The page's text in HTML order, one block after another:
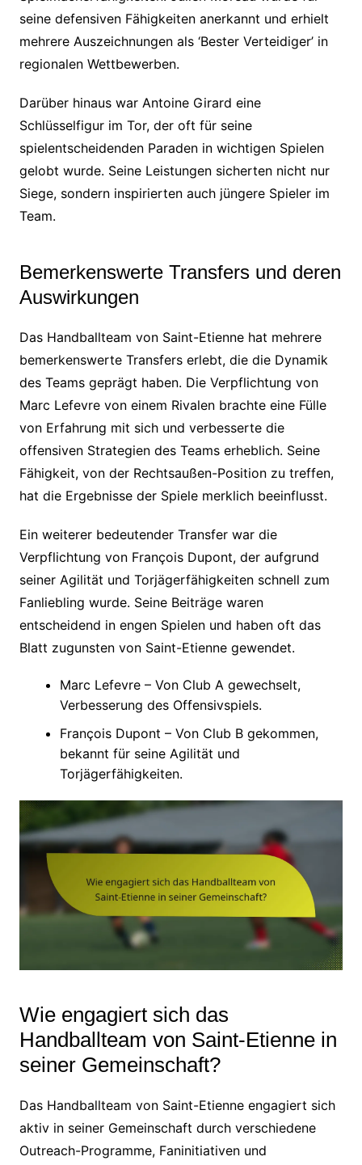
seine defensiven Fähigkeiten anerkannt und erhielt
mehrere Auszeichnungen als ‘Bester Verteidiger’ in
regionalen Wettbewerben.
Darüber hinaus war Antoine Girard eine
Schlüsselfigur im Tor, der oft für seine
spielentscheidenden Paraden in wichtigen Spielen
gelobt wurde. Seine Leistungen sicherten nicht nur
Siege, sondern inspirierten auch jüngere Spieler im
Team.
Bemerkenswerte Transfers und deren
Auswirkungen
Das Handballteam von Saint-Etienne hat mehrere
bemerkenswerte Transfers erlebt, die die Dynamik
des Teams geprägt haben. Die Verpflichtung von
Marc Lefevre von einem Rivalen brachte eine Fülle
von Erfahrung mit sich und verbesserte die
offensiven Strategien des Teams erheblich. Seine
Fähigkeit, von der Rechtsaußen-Position zu treffen,
hat die Ergebnisse der Spiele merklich beeinflusst.
Ein weiterer bedeutender Transfer war die
Verpflichtung von François Dupont, der aufgrund
seiner Agilität und Torjägerfähigkeiten schnell zum
Fanliebling wurde. Seine Beiträge waren
entscheidend in engen Spielen und haben oft das
Blatt zugunsten von Saint-Etienne gewendet.
Marc Lefevre – Von Club A gewechselt,
Verbesserung des Offensivspiels.
François Dupont – Von Club B gekommen,
bekannt für seine Agilität und
Torjägerfähigkeiten.
Wie engagiert sich das
Handballteam von Saint-Etienne in
seiner Gemeinschaft?
Das Handballteam von Saint-Etienne engagiert sich
aktiv in seiner Gemeinschaft durch verschiedene
Outreach-Programme, Faninitiativen und